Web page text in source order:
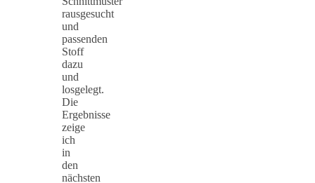
rausgesucht
und
passenden
Stoff
dazu
und
losgelegt.
Die
Ergebnisse
zeige
ich
in
den
nächsten